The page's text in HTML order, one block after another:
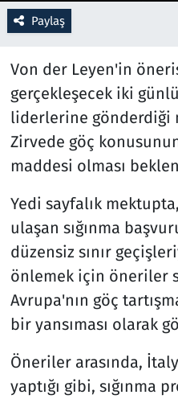
Paylaş
Von der Leyen'in
gerçekleşecek iki
liderlerine gönderdiği
Zirvede göç
maddesi olması
Yedi sayfalık
ulaşan sığınma
düzensiz sınır
önlemek için öneriler
Avrupa'nın göç
bir yansıması olarak
Öneriler arasında,
yaptığı gibi, sığınma
Savunma Sanayi
Spor
Teknoloji ve Bilim
Televizyon